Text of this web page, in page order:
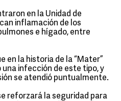
en la Unidad de
inflamación de los
e hígado, entre
en la historia de la “Mater”
infección de este tipo, y
se atendió puntualmente.
reforzará la seguridad para